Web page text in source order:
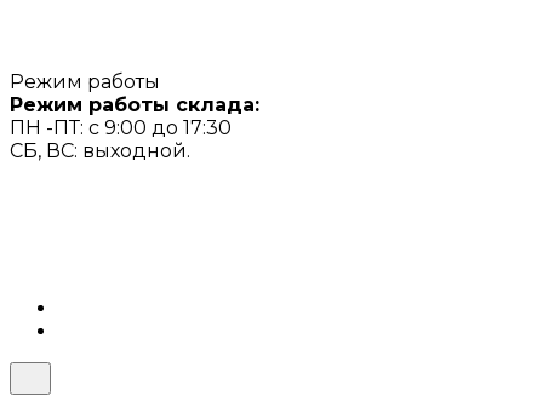
Режим работы
Режим работы склада:
ПН -ПТ: с 9:00 до 17:30
СБ, ВС: выходной.